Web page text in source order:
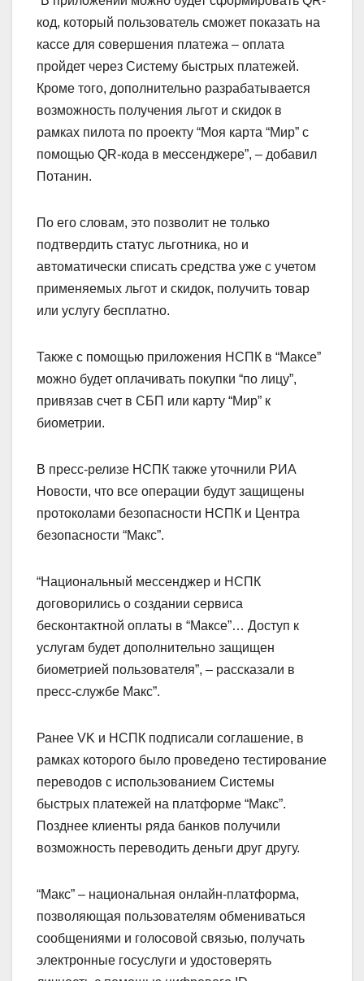
код, который пользователь сможет показать на
кассе для совершения платежа – оплата
пройдет через Систему быстрых платежей.
Кроме того, дополнительно разрабатывается
возможность получения льгот и скидок в
рамках пилота по проекту “Моя карта “Мир” с
помощью QR-кода в мессенджере”, – добавил
Потанин.
По его словам, это позволит не только
подтвердить статус льготника, но и
автоматически списать средства уже с учетом
применяемых льгот и скидок, получить товар
или услугу бесплатно.
Также с помощью приложения НСПК в “Максе”
можно будет оплачивать покупки “по лицу”,
привязав счет в СБП или карту “Мир” к
биометрии.
В пресс-релизе НСПК также уточнили РИА
Новости, что все операции будут защищены
протоколами безопасности НСПК и Центра
безопасности “Mакс”.
“Национальный мессенджер и НСПК
договорились о создании сервиса
бесконтактной оплаты в “Максе”… Доступ к
услугам будет дополнительно защищен
биометрией пользователя”, – рассказали в
пресс-службе Макс”.
Ранее VK и НСПК подписали соглашение, в
рамках которого было проведено тестирование
переводов с использованием Системы
быстрых платежей на платформе “Макс”.
Позднее клиенты ряда банков получили
возможность переводить деньги друг другу.
“Макс” – национальная онлайн-платформа,
позволяющая пользователям обмениваться
сообщениями и голосовой связью, получать
электронные госуслуги и удостоверять